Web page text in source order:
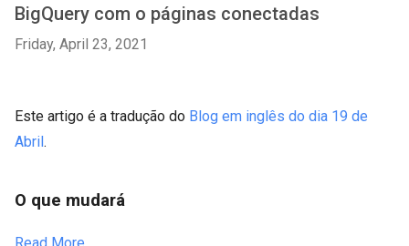
BigQuery com o páginas conectadas
Friday, April 23, 2021
Este artigo é a tradução do Blog em inglês do dia 19 de
Abril.
O que mudará